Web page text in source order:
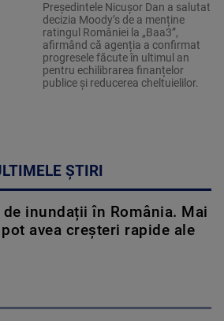
Președintele Nicușor Dan a salutat
decizia Moody’s de a menține
ratingul României la „Baa3”,
afirmând că agenția a confirmat
progresele făcute în ultimul an
pentru echilibrarea finanțelor
publice și reducerea cheltuielilor.
ȘTIRI
de inundații în România. Mai
avea creșteri rapide ale